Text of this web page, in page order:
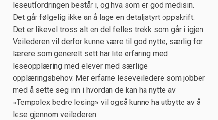
leseutfordringen består i, og hva som er god medisin.
Det går følgelig ikke an å lage en detaljstyrt oppskrift.
Det er likevel tross alt en del felles trekk som går i igjen.
Veilederen vil derfor kunne være til god nytte, særlig for
lærere som generelt sett har lite erfaring med
leseopplæring med elever med særlige
opplæringsbehov. Mer erfarne leseveiledere som jobber
med å sette seg inn i hvordan de kan ha nytte av
«Tempolex bedre lesing» vil også kunne ha utbytte av å
lese gjennom veilederen.